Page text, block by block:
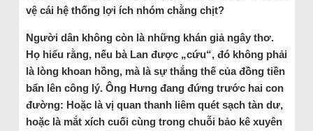
vệ cái hệ thống lợi ích nhóm chằng chịt?
Người dân không còn là những khán giả ngây thơ.
Họ hiểu rằng, nếu bà Lan được „cứu“, đó không phải
là lòng khoan hồng, mà là sự thắng thế của đồng tiền
bẩn lên công lý. Ông Hưng đang đứng trước hai con
đường: Hoặc là vị quan thanh liêm quét sạch tàn dư,
hoặc là mắt xích cuối cùng trong chuỗi bảo kê xuyên